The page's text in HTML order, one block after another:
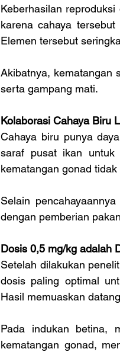
Keberhasilan
karena cahaya
Elemen tersebut
Akibatnya, kematangan
serta gampang mati.
Kolaborasi Cahaya Biru
Cahaya biru punya
saraf pusat ikan untuk
kematangan gonad
Selain
dengan pemberian
Dosis 0,5 mg/kg adalah
Setelah dilakukan
dosis paling optimal
Hasil memuaskan
Pada indukan betina,
kematangan gonad,